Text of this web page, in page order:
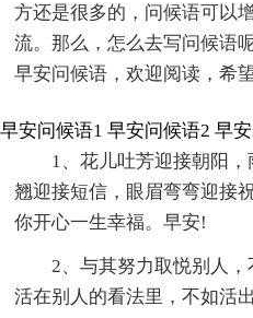
方还是很多的，问候语可以
流。那么，怎么去写问候语
早安问候语，欢迎阅读，希
早安问候语1
1、花儿吐芳迎接朝阳
翘迎接短信，眼眉弯弯迎接
你开心一生幸福。早安!
2、与其努力取悦别人
活在别人的看法里，不如活
早安问候语2 早